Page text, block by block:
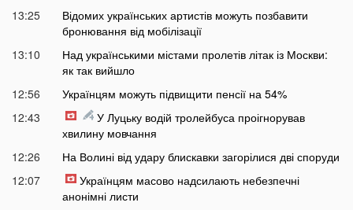
13:25
Відомих українських артистів можуть позбавити
бронювання від мобілізації
13:10
Над українськими містами пролетів літак із Москви:
як так вийшло
12:56
Українцям можуть підвищити пенсії на 54%
12:43
У Луцьку водій тролейбуса проігнорував
хвилину мовчання
12:26
На Волині від удару блискавки загорілися дві споруди
12:07
Українцям масово надсилають небезпечні
анонімні листи